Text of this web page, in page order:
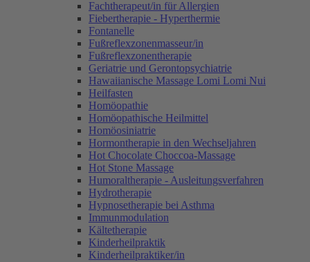
Fachtherapeut/in für Allergien
Fiebertherapie - Hyperthermie
Fontanelle
Fußreflexzonenmasseur/in
Fußreflexzonentherapie
Geriatrie und Gerontopsychiatrie
Hawaiianische Massage Lomi Lomi Nui
Heilfasten
Homöopathie
Homöopathische Heilmittel
Homöosiniatrie
Hormontherapie in den Wechseljahren
Hot Chocolate Choccoa-Massage
Hot Stone Massage
Humoraltherapie - Ausleitungsverfahren
Hydrotherapie
Hypnosetherapie bei Asthma
Immunmodulation
Kältetherapie
Kinderheilpraktik
Kinderheilpraktiker/in